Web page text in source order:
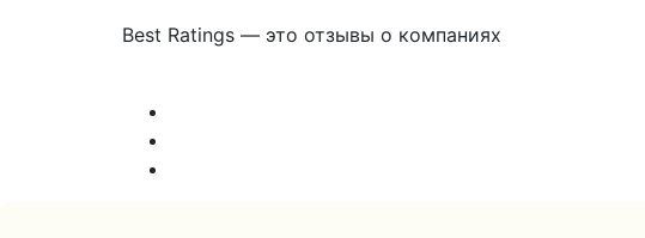
Best Ratings — это отзывы о компаниях